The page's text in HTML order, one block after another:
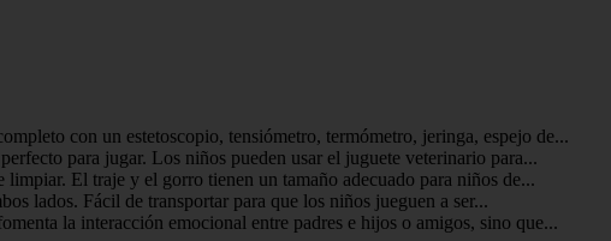
con un estetoscopio, tensiómetro, termómetro, jeringa, espejo de...
para jugar. Los niños pueden usar el juguete veterinario para...
El traje y el gorro tienen un tamaño adecuado para niños de...
lados. Fácil de transportar para que los niños jueguen a ser...
la interacción emocional entre padres e hijos o amigos, sino que...